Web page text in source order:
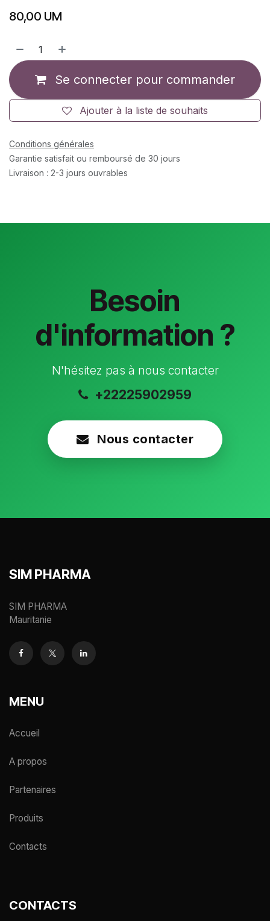
80,00 UM
Se connecter pour commander
Ajouter à la liste de souhaits
Conditions générales
Garantie satisfait ou remboursé de 30 jours
Livraison : 2-3 jours ouvrables
Besoin
d'information ?
N'hésitez pas à nous contacter
+22225902959
Nous contacter
SIM PHARMA
SIM PHARMA
Mauritanie
MENU
Accueil
A propos
Partenaires
Produits
Contacts
CONTACTS